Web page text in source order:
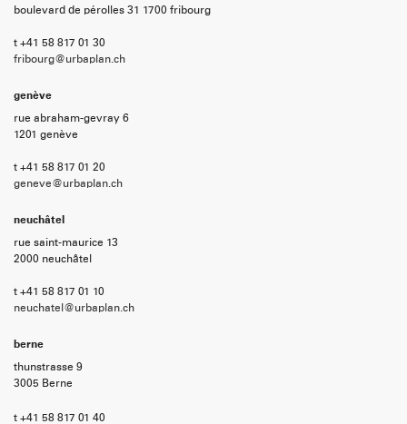
boulevard de pérolles 31 1700 fribourg
t +41 58 817 01 30
fribourg@urbaplan.ch
genève
rue abraham-gevray 6
1201 genève
t +41 58 817 01 20
geneve@urbaplan.ch
neuchâtel
rue saint-maurice 13
2000 neuchâtel
t +41 58 817 01 10
neuchatel@urbaplan.ch
berne
thunstrasse 9
3005 Berne
t +41 58 817 01 40